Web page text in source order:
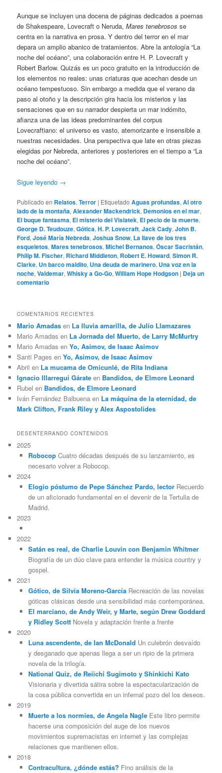
Aunque se incluyen una docena de páginas dedicados a poemas
de Shakespeare, Lovecraft o Neruda,Mares tenebrosos se
centra en la narrativa en prosa. Y dentro del terror en el mar
depara un amplio abanico de tratamientos. Abre la antología “La
noche del océano”, una colaboración entre H. P. Lovecraft y
Robert Barlow. Quizás es un poco gratuito en la introducción de
los elementos no reales: unas criaturas que acechan desde un
océano tempestuoso. Sin embargo a medida que el verano da
paso al otoño y la descripción gira hacia los misterios y las
sensaciones que en su narrador despierta un mar indómito,
afianza una de las ideas predominantes del corpus
Lovecraftiano: el universo es vasto, atemorizante e insensible a
nuestras necesidades. Una perspectiva que late en otras piezas
elegidas por Nebreda, anteriores y posteriores en el tiempo a “La
noche del océano”.
Sigue leyendo →
Publicado en Relatos,Terror | Etiquetado Aguas profundas,Al otro
lado de la montaña,Alexander Mackendrick, Demonios en el mar,
El buque fantasma, El misterio del Vislatek, El pecio de la muerte,
George D. Teudouze,Gótica,H. P. Lovecraft,Jack Cady,John B.
Ford,José María Nebreda,Joshua Snow, La llave de los tres
esqueletos,Mares tenebrosos,Michel Bernanos,Óscar Sacristán,
Philip M. Fischer, Richard Middleton, Robert E. Howard,Simon R.
Clarke, Un barco maldito, Una deuda de marinero, Una voz en la
noche,Valdemar,Whisky a Go-Go,William Hope Hodgson | Deja un
comentario
COMENTARIOS RECIENTES
Mario Amadas en La lluvia amarilla, de Julio Llamazares
Mario Amadas en La Jornada del Muerto, de Larry McMurtry
Mario Amadas enYo, Asimov, de Isaac Asimov
Santi Pages enYo, Asimov, de Isaac Asimov
Abril en La mucama de Omicunlé, de Rita Indiana
Ignacio Illarregui Gárate en Bandidos, de Elmore Leonard
Rubel en Bandidos, de Elmore Leonard
Iván Fernández Balbuena en La máquina de la eternidad, de
Mark Clifton, Frank Riley y Alex Aspostolides
DESENTERRANDO CONTENIDOS
2025
RobocopCuatro décadas después de su lanzamiento, es
necesario volver a Robocop.
2024
Elogio póstumo de Pepe Sánchez Pardo, lectorRecuerdo
de un aficionado fundamental en el devenir de la Tertulia de
Madrid.
2023
2022
Satán es real, de Charlie Louvin con Benjamin Whitmer
Biografía de un dúo clave para entender la música country y
gospel.
2021
Gótico, de Silvia Moreno-GarcíaRecreación de las novelas
góticas clásicas desde una sensibilidad más contemporánea.
El marciano, de Andy Weir, y Marte, según Drew Goddard
y Ridley ScottNovela y adaptación frente a frente
2020
Luna ascendente, de Ian McDonald Un culebrón desvaído
y desganado que apenas llega a ser un ripio de la primera
novela de la trilogía.
National Quiz, de Reiichi Sugimoto y Shinkichi Kato
Visionaria y divertida sátira sobre la espectacularización de
la cosa pública convertida en un infernal pozo del los deseos.
2019
Muerte a los normies, de Angela NagleEste libro permite
hacerse una composición del auge de los nuevos
movimientos supremacistas en internet y las complejas
relaciones que mantienen ellos.
2018
Contracultura, ¿dónde estás? Fino análisis de la